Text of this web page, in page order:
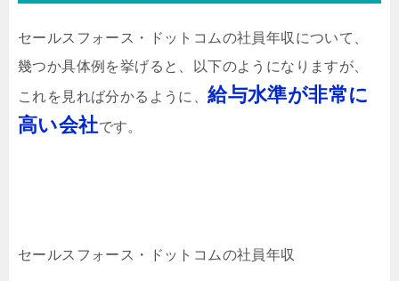
セールスフォース・ドットコムの社員年収について、
幾つか具体例を挙げると、以下のようになりますが、
これを見れば分かるように、給与水準が非常に
高い会社です。
セールスフォース・ドットコムの社員年収